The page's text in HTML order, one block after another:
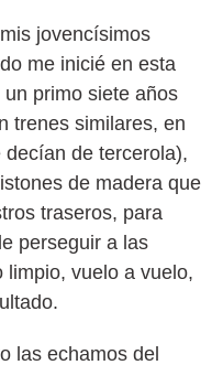
jovencísimos
me inicié en esta
primo siete años
trenes similares, en
de tercerola),
de madera que
traseros, para
perseguir a las
limpio, vuelo a vuelo,
las echamos del